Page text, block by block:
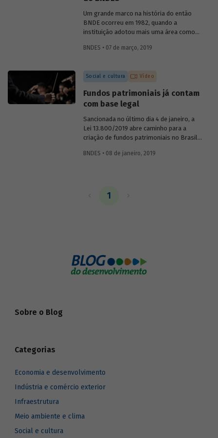
teve o S de "social" incorporado a sua
sigla nos anos 1980.
Um grande marco na história do então
BNDE ocorreu em 1982, quando a
instituição adotou mais uma área como
Banco Nacional de Desenvolvimento
resolveram os problemas sociais, ao
contrário, eles pareciam ter se agravado
no país. Era preciso conciliar
desenvolvimento econômico e
desenvolvimento social. Conheça um
pouco sobre a atuação da instituição na
promoção da inclusão social ao longo de
sua história.
BNDES • 07 de março, 2019
Social e cultura Vídeo
Fundos patrimoniais já contam
com base legal
Sancionada no último dia 4 de janeiro, a
Lei 13.800/2019 abre caminho para a
criação de fundos patrimoniais no Brasil.
trabalho de discussão do tema e
pela chefe do Departamento de Educação
BNDES • 08 de janeiro, 2019
1
Sobre o Blog
Categorias
Economia e desenvolvimento
Indústria e comércio exterior
Infraestrutura
Meio ambiente e clima
Social e cultura